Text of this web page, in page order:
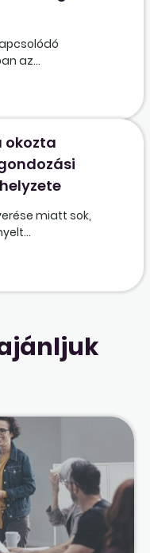
az...
okozta
miatt sok,